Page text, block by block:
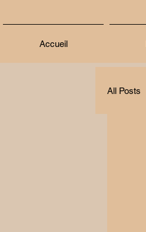
Accueil
All Posts